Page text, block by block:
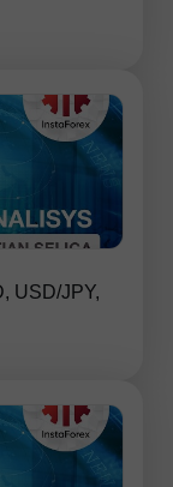
USD/JPY,